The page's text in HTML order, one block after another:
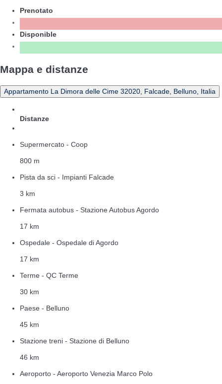
Prenotato
Disponible
Mappa e distanze
Appartamento La Dimora delle Cime 32020, Falcade, Belluno, Italia
Distanze
Supermercato - Coop
800 m
Pista da sci - Impianti Falcade
3 km
Fermata autobus - Stazione Autobus Agordo
17 km
Ospedale - Ospedale di Agordo
17 km
Terme - QC Terme
30 km
Paese - Belluno
45 km
Stazione treni - Stazione di Belluno
46 km
Aeroporto - Aeroporto Venezia Marco Polo